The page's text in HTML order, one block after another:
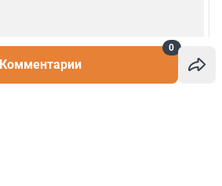
Комментарии
0